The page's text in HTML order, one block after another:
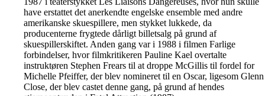
have erstattet det anerkendte engelske ensemble med andre
amerikanske skuespillere, men stykket lukkede, da
producenterne frygtede dårligt billetsalg på grund af
skuespillerskiftet. Anden gang var i 1988 i filmen Farlige
forbindelser, hvor filmkritikeren Pauline Kael overtalte
instruktøren Stephen Frears til at droppe McGillis til fordel for
Michelle Pfeiffer, der blev nomineret til en Oscar, ligesom Glenn
Close, der blev castet denne gang, på grund af hendes